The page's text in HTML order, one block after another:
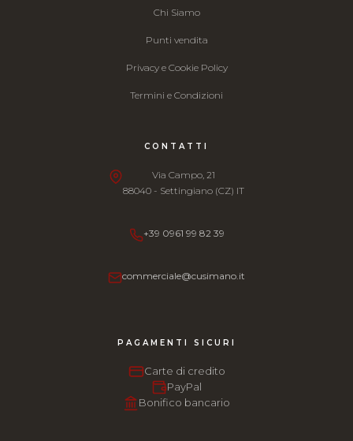
Chi Siamo
Punti vendita
Privacy e Cookie Policy
Termini e Condizioni
CONTATTI
Via Campo, 21
88040 - Settingiano (CZ) IT
+39 0961 99 82 39
commerciale@cusimano.it
PAGAMENTI SICURI
Carte di credito
PayPal
Bonifico bancario